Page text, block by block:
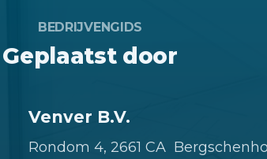
BEDRIJVENGIDS
Geplaatst door
Venver B.V.
Rondom 4, 2661 CA